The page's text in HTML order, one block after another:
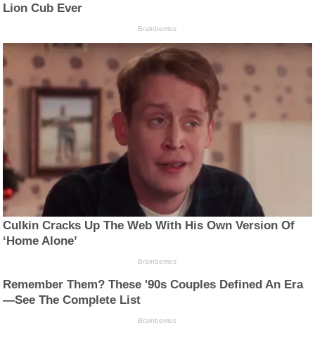
Lion Cub Ever
Brainberries
Culkin Cracks Up The Web With His Own Version Of
‘Home Alone’
Brainberries
Remember Them? These '90s Couples Defined An Era
—See The Complete List
Brainberries